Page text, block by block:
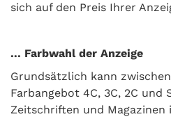
sich auf den Preis Ihrer
... Farbwahl der Anzeige
Grundsätzlich kann
Farbangebot 4C, 3C, 2C und
Zeitschriften und